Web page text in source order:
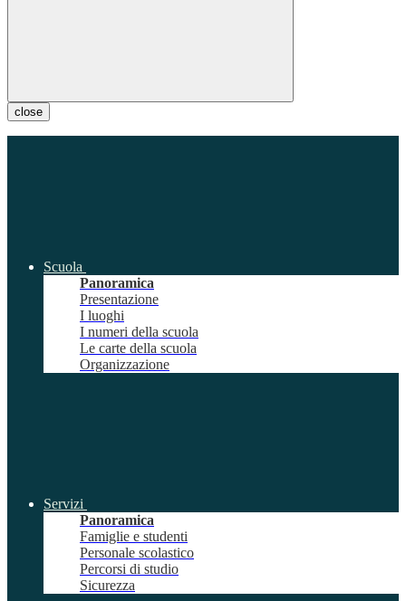
close
Scuola
Panoramica
Presentazione
I luoghi
I numeri della scuola
Le carte della scuola
Organizzazione
Servizi
Panoramica
Famiglie e studenti
Personale scolastico
Percorsi di studio
Sicurezza